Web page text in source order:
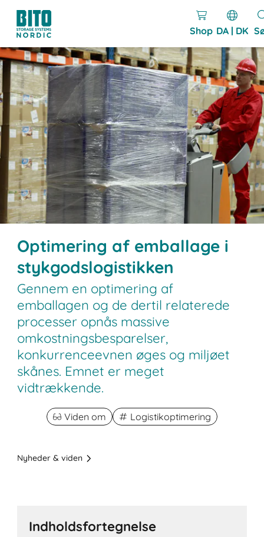
Shop DA | DK
Optimering af emballage i
stykgodslogistikken
Gennem en optimering af
emballagen og de dertil relaterede
processer opnås massive
omkostningsbesparelser,
konkurrenceevnen øges og miljøet
skånes. Emnet er meget
vidtrækkende.
Viden om Logistikoptimering
Nyheder & viden
Indholdsfortegnelse